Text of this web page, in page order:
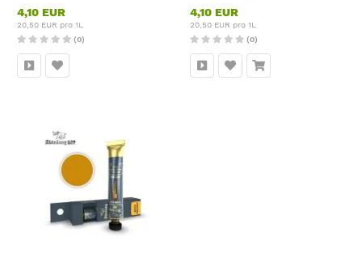
4,10 EUR
20,50 EUR pro 1L
(0)
4,10 EUR
20,50 EUR pro 1L
(0)